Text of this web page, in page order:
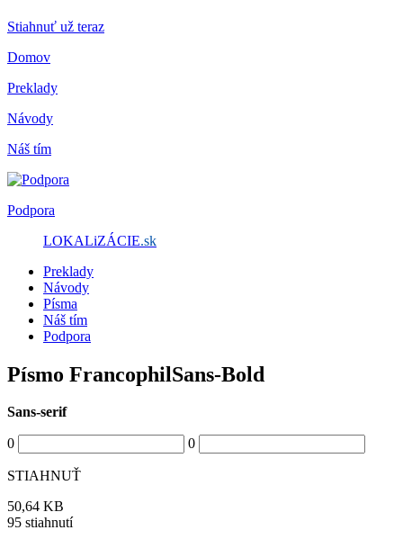
Stiahnuť už teraz
Domov
Preklady
Návody
Náš tím
Podpora
LOKALiZÁCIE.sk
Preklady
Návody
Písma
Náš tím
Podpora
Písmo FrancophilSans-Bold
Sans-serif
0 0
STIAHNUŤ
50,64 KB
95 stiahnutí